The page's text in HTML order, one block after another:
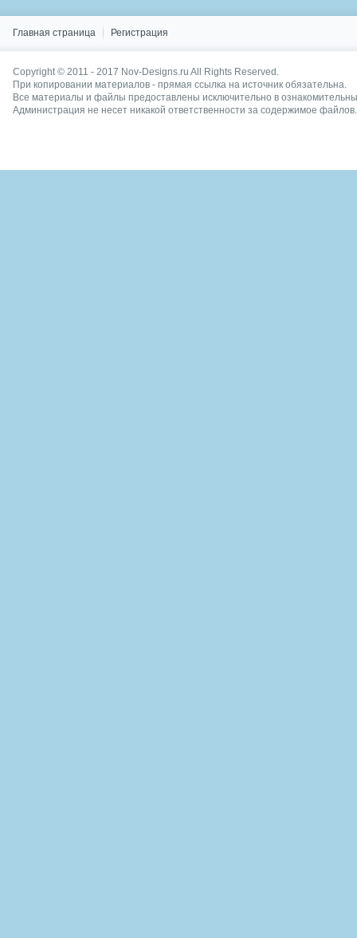
Главная страница Регистрация
Copyright © 2011 - 2017 Nov-Designs.ru All Rights Reserved.
При копировании материалов - прямая ссылка на источник обязательна.
Все материалы и файлы предоставлены исключительно в
Администрация не несет никакой ответственности за содержимое файлов.